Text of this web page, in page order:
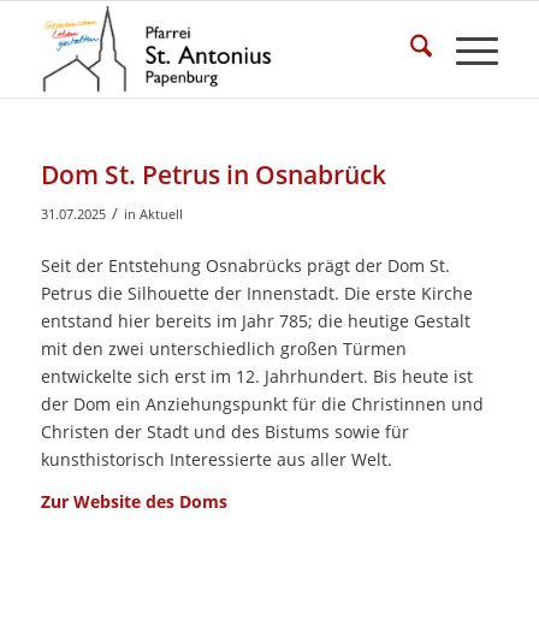
Dom St. Petrus in Osnabrück
31.07.2025 / in Aktuell
Seit der Entstehung Osnabrücks prägt der Dom St.
Petrus die Silhouette der Innenstadt. Die erste Kirche
entstand hier bereits im Jahr 785; die heutige Gestalt
mit den zwei unterschiedlich großen Türmen
entwickelte sich erst im 12. Jahrhundert. Bis heute ist
der Dom ein Anziehungspunkt für die Christinnen und
Christen der Stadt und des Bistums sowie für
kunsthistorisch Interessierte aus aller Welt.
Zur Website des Doms